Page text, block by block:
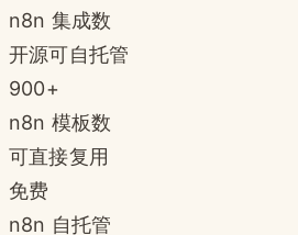
n8n 集成数
开源可自托管
900+
n8n 模板数
可直接复用
免费
n8n 自托管